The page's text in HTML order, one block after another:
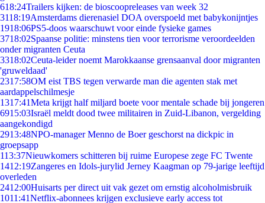
618:24Trailers kijken: de bioscoopreleases van week 32
3118:19Amsterdams dierenasiel DOA overspoeld met babykonijntjes
1918:06PS5-doos waarschuwt voor einde fysieke games
3718:02Spaanse politie: minstens tien voor terrorisme veroordeelden
onder migranten Ceuta
3318:02Ceuta-leider noemt Marokkaanse grensaanval door migranten
'gruweldaad'
2317:58OM eist TBS tegen verwarde man die agenten stak met
aardappelschilmesje
1317:41Meta krijgt half miljard boete voor mentale schade bij jongeren
6915:03Israël meldt dood twee militairen in Zuid-Libanon, vergelding
aangekondigd
2913:48NPO-manager Menno de Boer geschorst na dickpic in
groepsapp
113:37Nieuwkomers schitteren bij ruime Europese zege FC Twente
1412:19Zangeres en Idols-jurylid Jerney Kaagman op 79-jarige leeftijd
overleden
2412:00Huisarts per direct uit vak gezet om ernstig alcoholmisbruik
1011:41Netflix-abonnees krijgen exclusieve early access tot